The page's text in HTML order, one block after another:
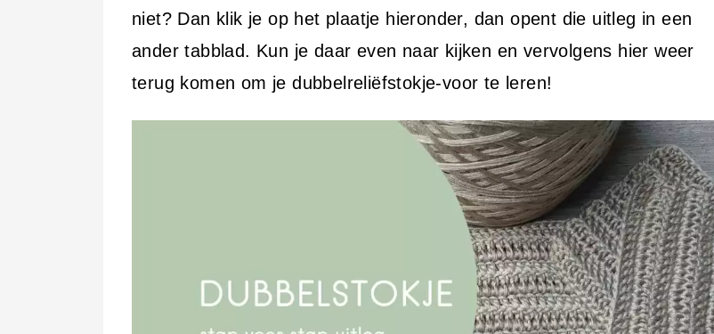
niet? Dan klik je op het plaatje hieronder, dan opent die uitleg in een
ander tabblad. Kun je daar even naar kijken en vervolgens hier weer
terug komen om je dubbelreliëfstokje-voor te leren!